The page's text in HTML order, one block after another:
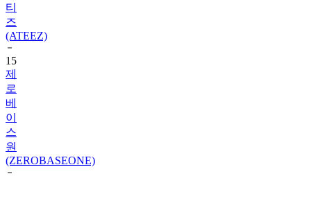
티
즈
(ATEEZ)
15
제
로
베
이
스
원
(ZEROBASEONE)